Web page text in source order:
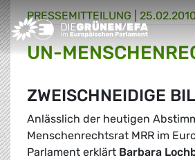
Greens/EFA Home
PRESSE­MITTEILUNG
UN-
ZWEISCHNEIDIGE
Anlässlich der heutigen
Menschenrechtsrat MRR im
Parlament erklärt Barbara